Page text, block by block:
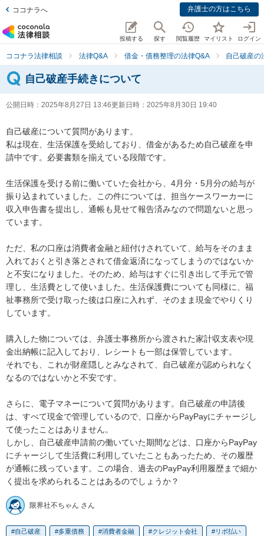
ココナラへ 弁護士の方はこちら
投稿する 探す 閲覧履歴 マイリスト ログイン
ココナラ法律相談 法律Q&A 借金・債務整理の法律Q&A 自己破産の
自己破産手続きについて
公開日時： 2025年8月27日 13:46更新日時： 2025年8月30日 19:40
自己破産について質問があります。
私は現在、生活保護を受給しており、借金があるため自己破産を申
請中です。必要書類を揃えている段階です。
生活保護を受ける前に働いていた会社から、4月分・5月分の給与が
振り込まれていました。この件については、担当ケースワーカーに
収入申告書を提出し、通帳も見せて報告済みなので問題ないと思っ
ています。
ただ、私の口座は消費者金融と紐付けされていて、給与をそのまま
入れておくと引き落とされて借金返済になってしまうのではないか
と不安になりました。そのため、給与はすぐに引き出して手元で管
理し、生活費として使いました。生活保護費についても同様に、福
祉事務所で受け取った後は口座に入れず、そのまま現金でやりくり
しています。
購入した物については、弁護士事務所から渡された家計収支表や現
金出納帳に記入しており、レシートも一部は保管しています。
それでも、これが財産隠しとみなされて、自己破産が認められなく
なるのではないかと不安です。
さらに、電子マネーについて質問があります。自己破産の申請後
は、すべて現金で管理しているので、口座からPayPayにチャージし
て使ったことはありません。
しかし、自己破産申請前の働いていた期間などは、口座からPayPay
にチャージして生活費に利用していたこともあったため、その履歴
が通帳に残っています。この場合、過去のPayPay利用履歴まで細か
く提出を求められることはあるのでしょうか？
限界社不ちゃん さん
自己破産 多重債務 消費者金融 クレジット会社 リボ払い